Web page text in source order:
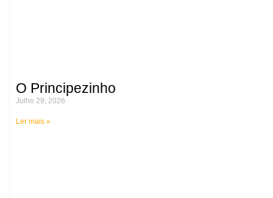
O Principezinho
Julho 29, 2026
Ler mais »